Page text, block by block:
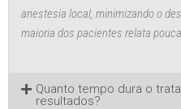
anestesia local, minimizando o
maioria dos pacientes relata
Quanto tempo dura o
resultados?